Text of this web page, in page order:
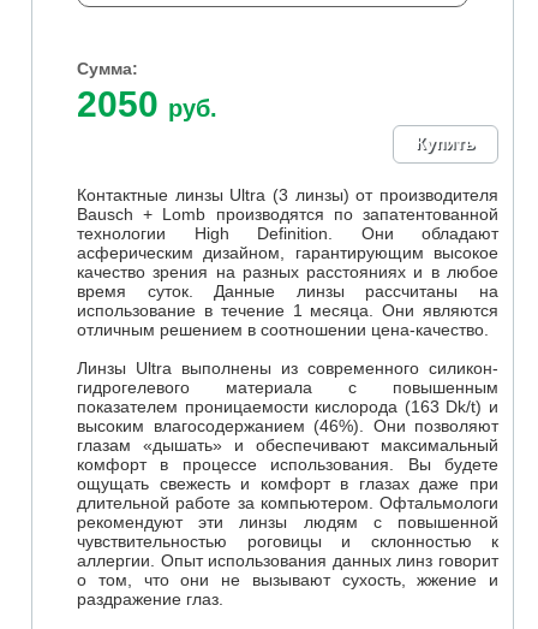
Сумма:
2050 руб.
Контактные линзы Ultra (3 линзы) от производителя
Bausch + Lomb производятся по запатентованной
технологии High Definition. Они обладают
асферическим дизайном, гарантирующим высокое
качество зрения на разных расстояниях и в любое
время суток. Данные линзы рассчитаны на
использование в течение 1 месяца. Они являются
отличным решением в соотношении цена-качество.
Линзы Ultra выполнены из современного силикон-
гидрогелевого материала с повышенным
показателем проницаемости кислорода (163 Dk/t) и
высоким влагосодержанием (46%). Они позволяют
глазам «дышать» и обеспечивают максимальный
комфорт в процессе использования. Вы будете
ощущать свежесть и комфорт в глазах даже при
длительной работе за компьютером. Офтальмологи
рекомендуют эти линзы людям с повышенной
чувствительностью роговицы и склонностью к
аллергии. Опыт использования данных линз говорит
о том, что они не вызывают сухость, жжение и
раздражение глаз.